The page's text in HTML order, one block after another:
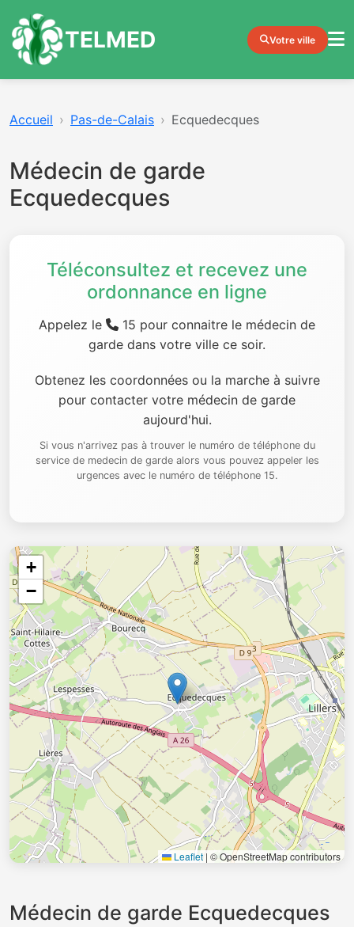
TELMED Votre ville
Accueil Pas-de-Calais Ecquedecques
Médecin de garde
Ecquedecques
Téléconsultez et recevez une
ordonnance en ligne
Appelez le
15 pour connaitre le médecin de
garde dans votre ville ce soir.
Obtenez les coordonnées ou la marche à suivre
pour contacter votre médecin de garde
aujourd'hui.
Si vous n'arrivez pas à trouver le numéro de téléphone du
service de medecin de garde alors vous pouvez appeler les
urgences avec le numéro de téléphone 15.
+
−
Leaflet | © OpenStreetMap contributors
Médecin de garde Ecquedecques